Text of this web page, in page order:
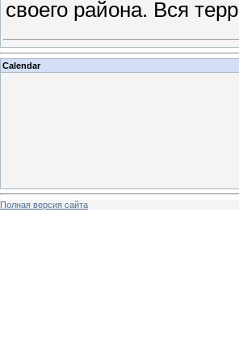
своего района. Вся
Calendar
Полная версия сайта